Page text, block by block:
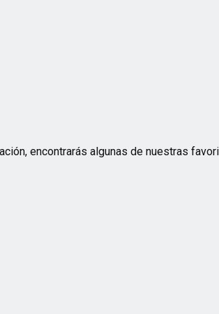
encontrarás algunas de nuestras